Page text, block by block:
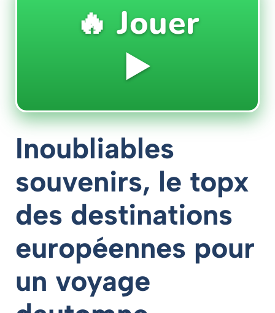
🔥 Jouer
▶️
Inoubliables
souvenirs, le topx
des destinations
européennes pour
un voyage